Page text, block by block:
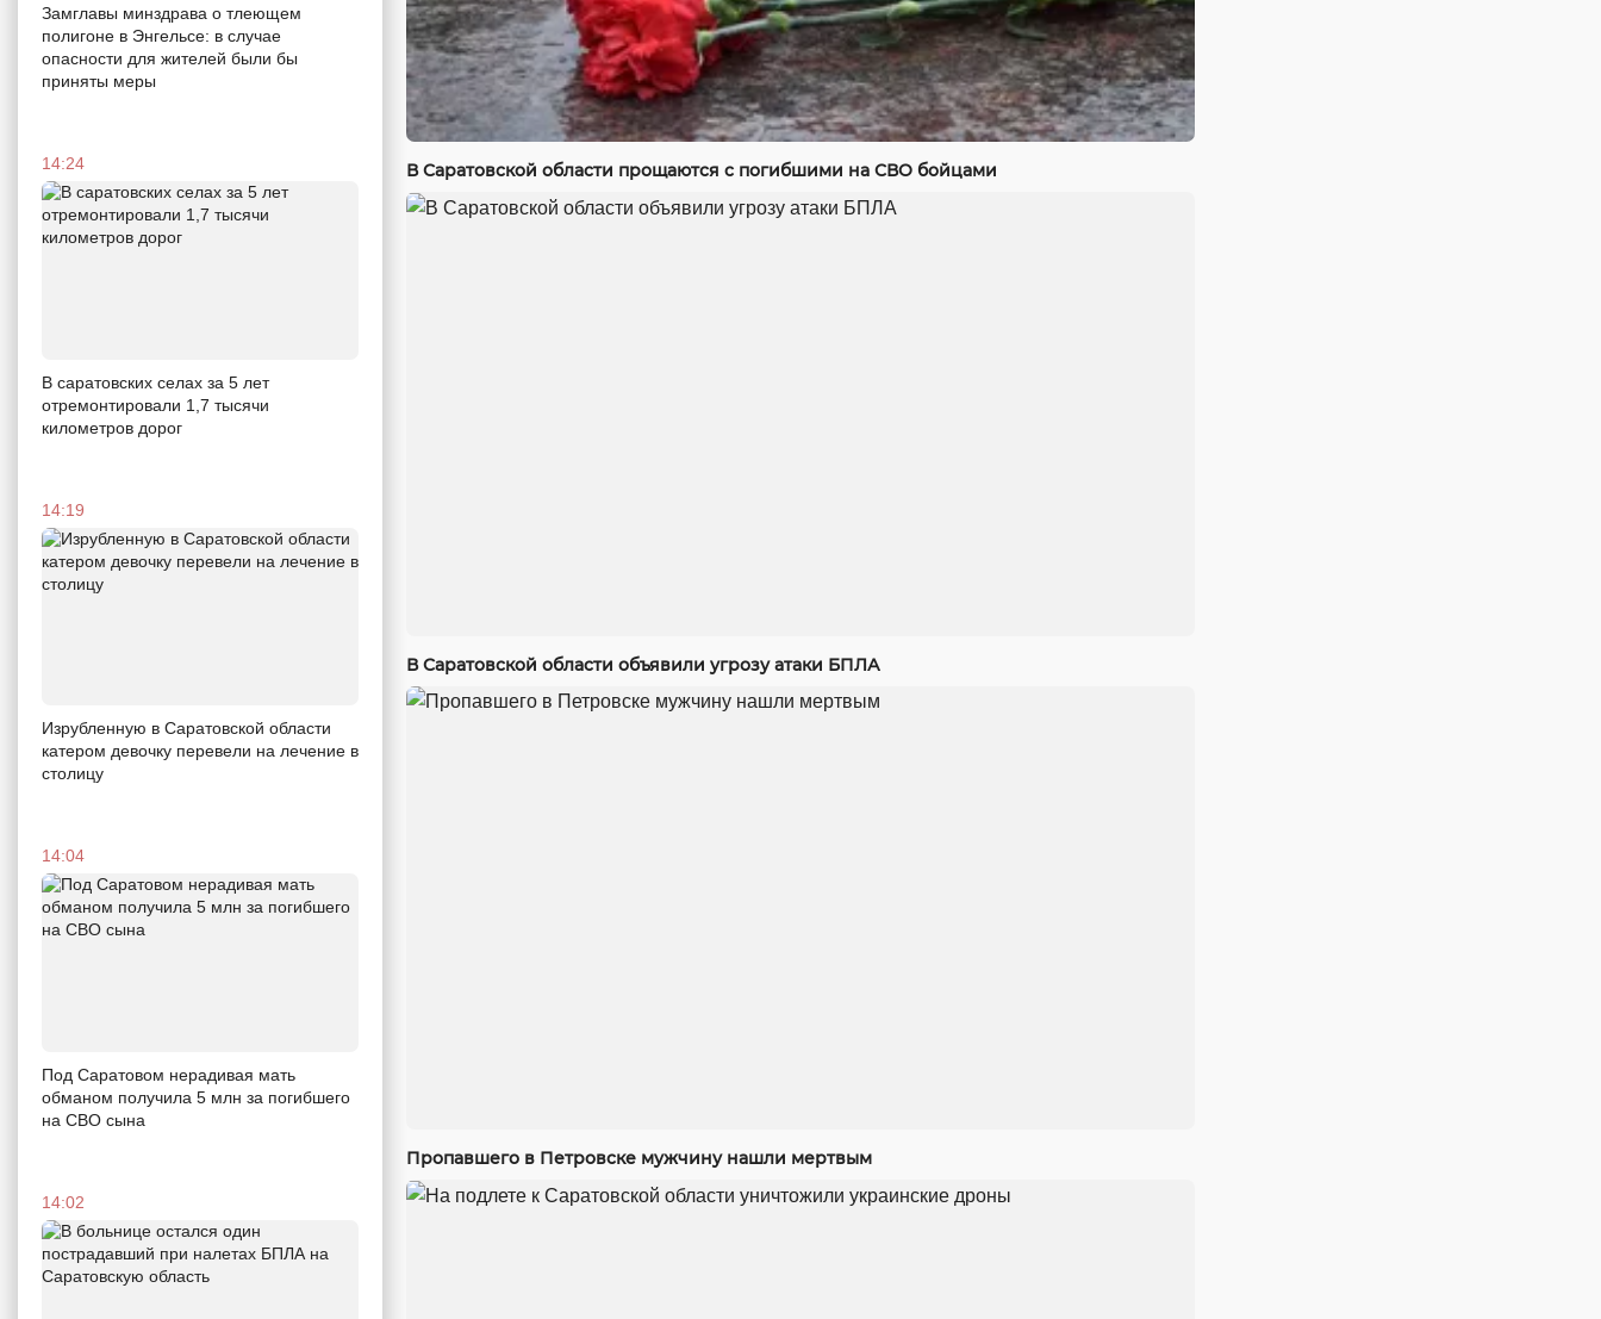
Замглавы минздрава о тлеющем
полигоне в Энгельсе: в случае
опасности для жителей были бы
приняты меры
14:24
В саратовских селах за 5 лет
отремонтировали 1,7 тысячи
километров дорог
14:19
Изрубленную в Саратовской области
катером девочку перевели на лечение в
столицу
14:04
Под Саратовом нерадивая мать
обманом получила 5 млн за погибшего
на СВО сына
14:02
В Саратовской области прощаются с погибшими на СВО бойцами
В Саратовской области объявили угрозу атаки БПЛА
Пропавшего в Петровске мужчину нашли мертвым